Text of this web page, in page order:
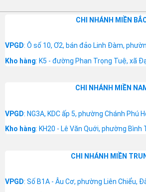
CHI NHÁNH MIỀN
VPGD: Ô số 10, Ơ2, bán đảo Linh Đàm,
Kho hàng: K5 - đường Phan Trọng Tuệ, xã
CHI NHÁNH MIỀN
VPGD: NG3A, KDC ấp 5, phường Chánh Phú
Kho hàng: KH20 - Lê Văn Quới, phường Bình
CHI NHÁNH MIỀN
VPGD: Số B1A - Âu Cơ, phường Liên Chiểu,